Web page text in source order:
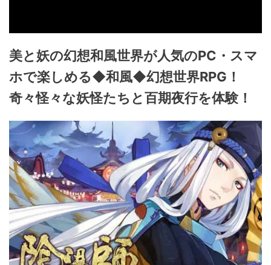
美と妖の幻想和風世界が人気のPC・スマ
ホで楽しめる◆和風◆幻想世界RPG！
奇々怪々な妖怪たちと百期夜行を体験！